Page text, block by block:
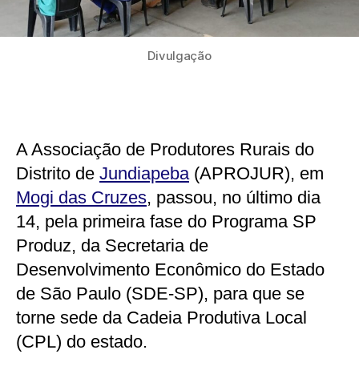
Divulgação
A Associação de Produtores Rurais do
Distrito de Jundiapeba (APROJUR), em
Mogi das Cruzes, passou, no último dia
14, pela primeira fase do Programa SP
Produz, da Secretaria de
Desenvolvimento Econômico do Estado
de São Paulo (SDE-SP), para que se
torne sede da Cadeia Produtiva Local
(CPL) do estado.